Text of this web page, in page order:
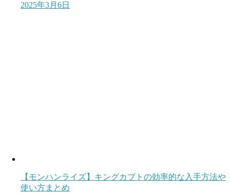
2025年3月6日
【モンハンライズ】キングカブトの効率的な入手方法や
使い方まとめ